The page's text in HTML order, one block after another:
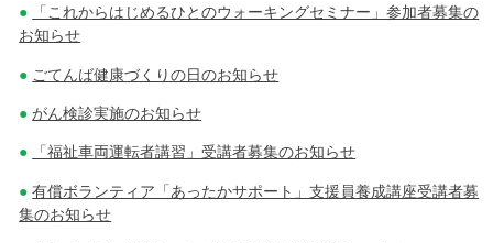
「これからはじめるひとのウォーキングセミナー」参加者募集の
お知らせ
ごてんば健康づくりの日のお知らせ
がん検診実施のお知らせ
「福祉車両運転者講習」受講者募集のお知らせ
有償ボランティア「あったかサポート」支援員養成講座受講者募
集のお知らせ